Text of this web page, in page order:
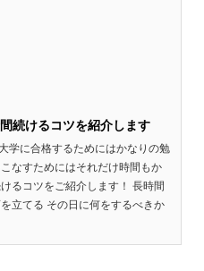
続けるコツを紹介します
学に合格するためにはかなりの勉
なすためにはそれだけ時間もか
るコツをご紹介します！ 長時間
立てる その日に何をするべきか